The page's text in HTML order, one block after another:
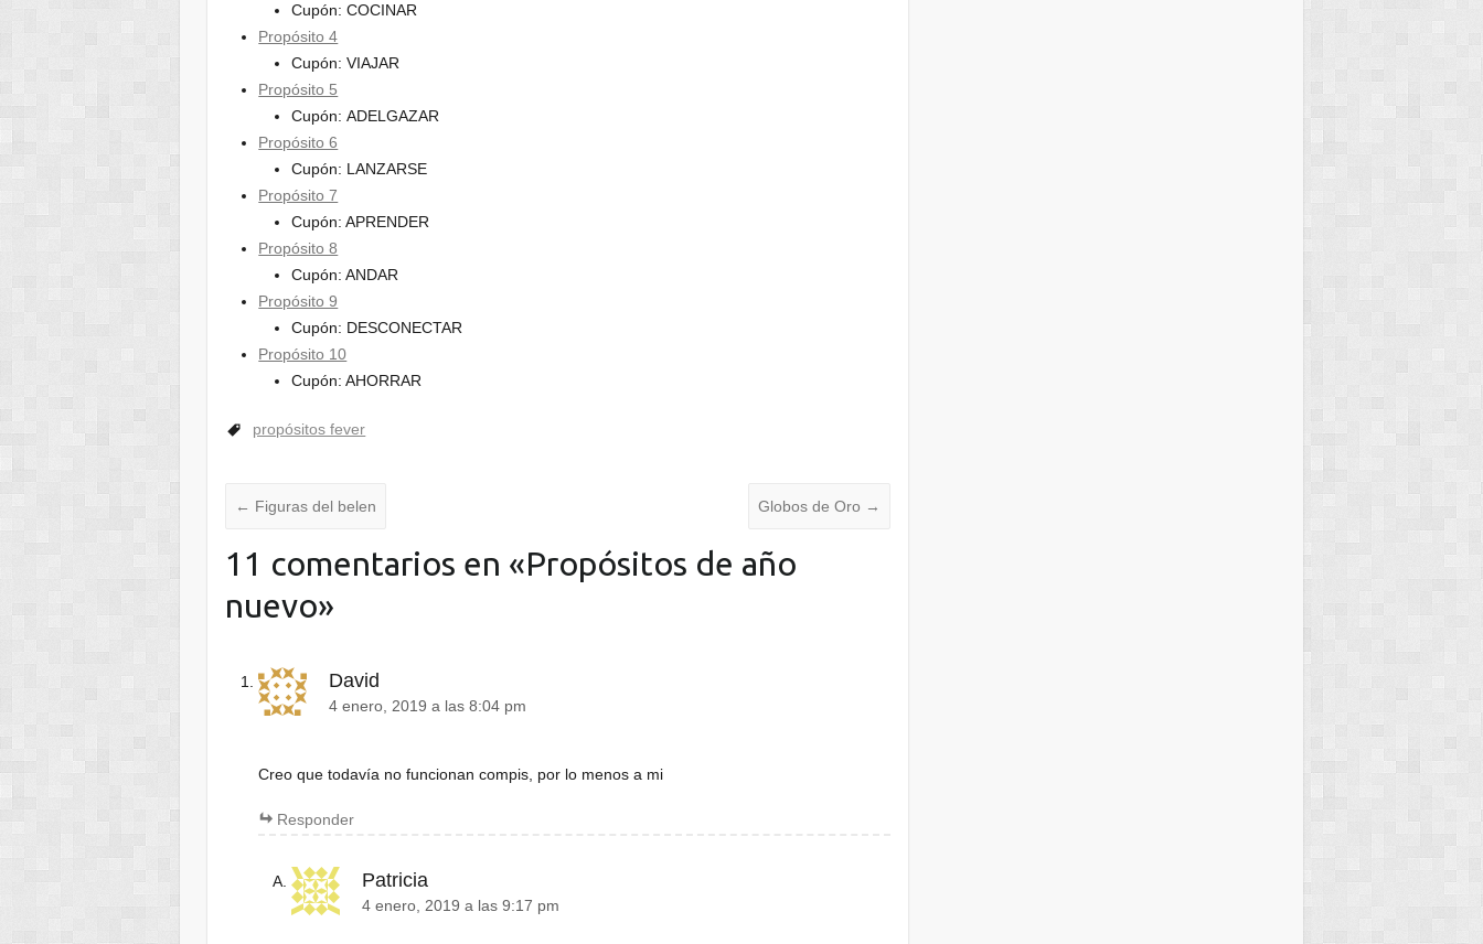
Cupón: COCINAR
Propósito 4
Cupón: VIAJAR
Propósito 5
Cupón: ADELGAZAR
Propósito 6
Cupón: LANZARSE
Propósito 7
Cupón: APRENDER
Propósito 8
Cupón: ANDAR
Propósito 9
Cupón: DESCONECTAR
Propósito 10
Cupón: AHORRAR
propósitos fever
← Figuras del belen Globos de Oro →
11 comentarios en «Propósitos de año
nuevo»
David
4 enero, 2019 a las 8:04 pm
Creo que todavía no funcionan compis, por lo menos a mi
Responder
Patricia
4 enero, 2019 a las 9:17 pm